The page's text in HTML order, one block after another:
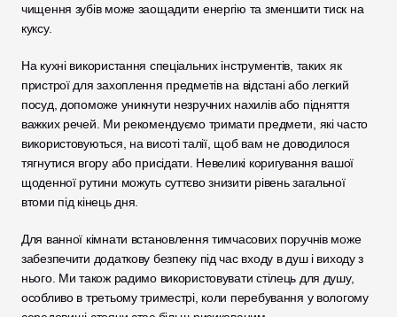
чищення зубів може заощадити енергію та зменшити тиск на
куксу.
На кухні використання спеціальних інструментів, таких як
пристрої для захоплення предметів на відстані або легкий
посуд, допоможе уникнути незручних нахилів або підняття
важких речей. Ми рекомендуємо тримати предмети, які часто
використовуються, на висоті талії, щоб вам не доводилося
тягнутися вгору або присідати. Невеликі коригування вашої
щоденної рутини можуть суттєво знизити рівень загальної
втоми під кінець дня.
Для ванної кімнати встановлення тимчасових поручнів може
забезпечити додаткову безпеку під час входу в душ і виходу з
нього. Ми також радимо використовувати стілець для душу,
особливо в третьому триместрі, коли перебування у вологому